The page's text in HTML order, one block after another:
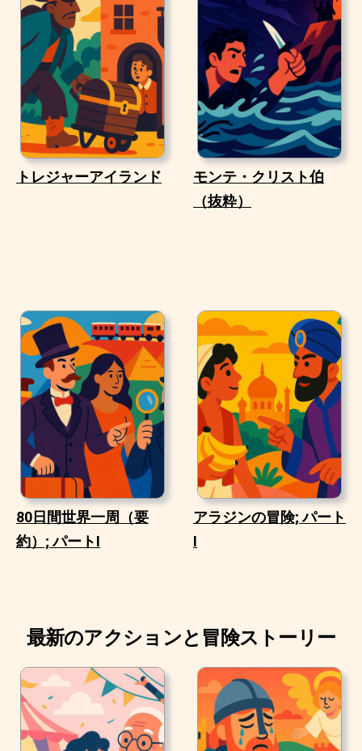
トレジャーアイランド
モンテ・クリスト伯
（抜粋）
80日間世界一周（要
約）; パートI
アラジンの冒険; パート
I
最新のアクションと冒険ストーリー